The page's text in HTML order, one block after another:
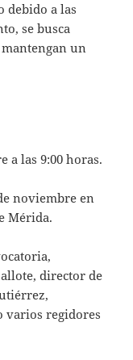
debido a las
se busca
un
a las 9:00 horas.
noviembre en
Mérida.
director de
varios regidores